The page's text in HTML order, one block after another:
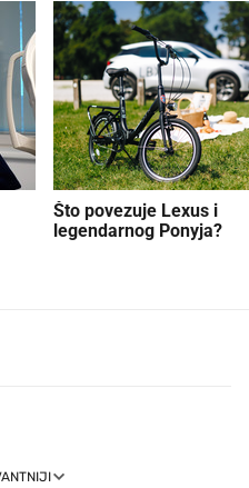
Što povezuje Lexus i
legendarnog Ponyja?